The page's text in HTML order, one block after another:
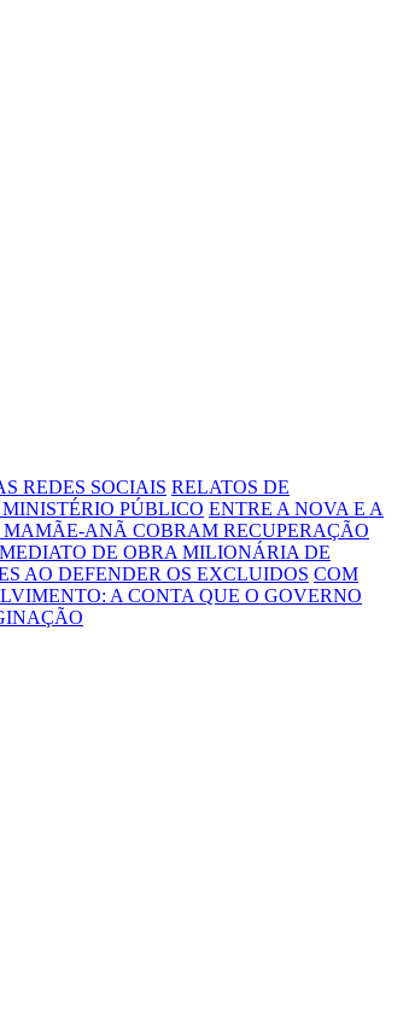
REDES SOCIAIS RELATOS DE
PÚBLICO ENTRE A NOVA E A
ANÃ COBRAM RECUPERAÇÃO
DE OBRA MILIONÁRIA DE
AO DEFENDER OS EXCLUIDOS COM
A CONTA QUE O GOVERNO